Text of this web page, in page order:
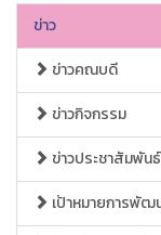
ข่าว
ข่าวคณบดี
ข่าวกิจกรรม
ข่าวประชาสัมพันธ์
เป้าหมายการพัฒ